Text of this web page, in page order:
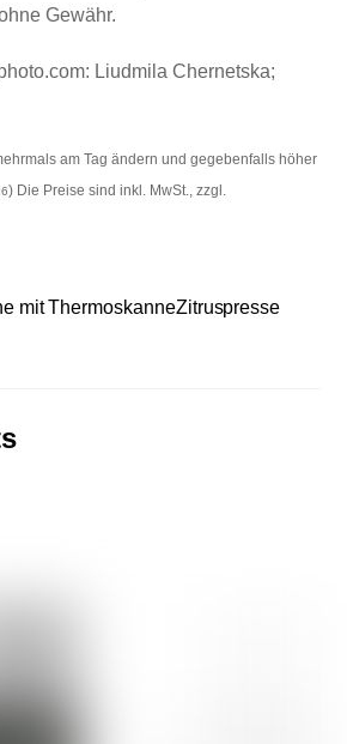
Gewähr.
Liudmila Chernetska;
am Tag ändern und gegebenfalls höher
) Die Preise sind inkl. MwSt., zzgl.
mit ThermoskanneZitruspresse